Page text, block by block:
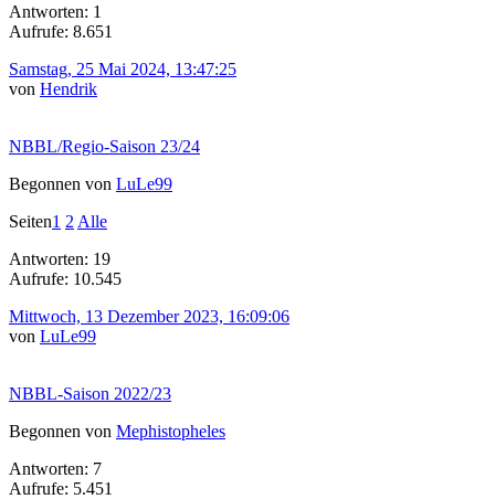
Antworten: 1
Aufrufe: 8.651
Samstag, 25 Mai 2024, 13:47:25
von Hendrik
NBBL/Regio-Saison 23/24
Begonnen von LuLe99
Seiten1 2 Alle
Antworten: 19
Aufrufe: 10.545
Mittwoch, 13 Dezember 2023, 16:09:06
von LuLe99
NBBL-Saison 2022/23
Begonnen von Mephistopheles
Antworten: 7
Aufrufe: 5.451